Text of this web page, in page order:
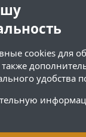
cookies для
также
удобства